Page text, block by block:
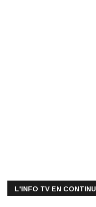
L'INFO TV EN CONTINU